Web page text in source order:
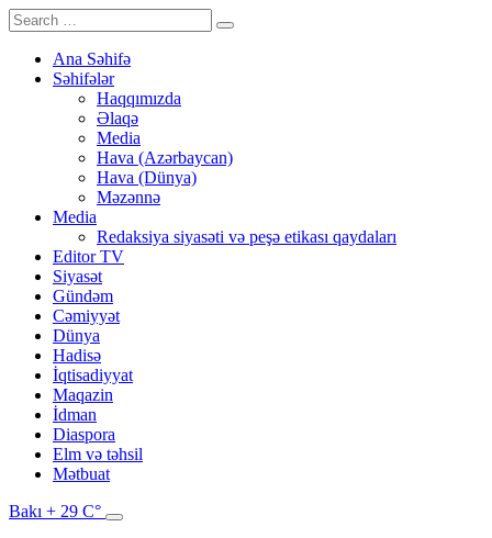
Ana Səhifə
Səhifələr
Haqqımızda
Əlaqə
Media
Hava (Azərbaycan)
Hava (Dünya)
Məzənnə
Media
Redaksiya siyasəti və peşə etikası qaydaları
Editor TV
Siyasət
Gündəm
Cəmiyyət
Dünya
Hadisə
İqtisadiyyat
Maqazin
İdman
Diaspora
Elm və təhsil
Mətbuat
Bakı + 29 C°